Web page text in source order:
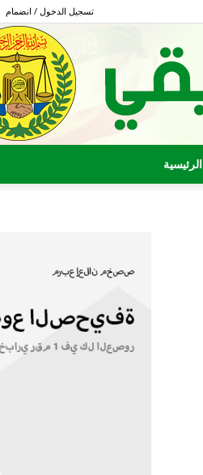
تسجيل الدخول / انضمام
الرئيسية